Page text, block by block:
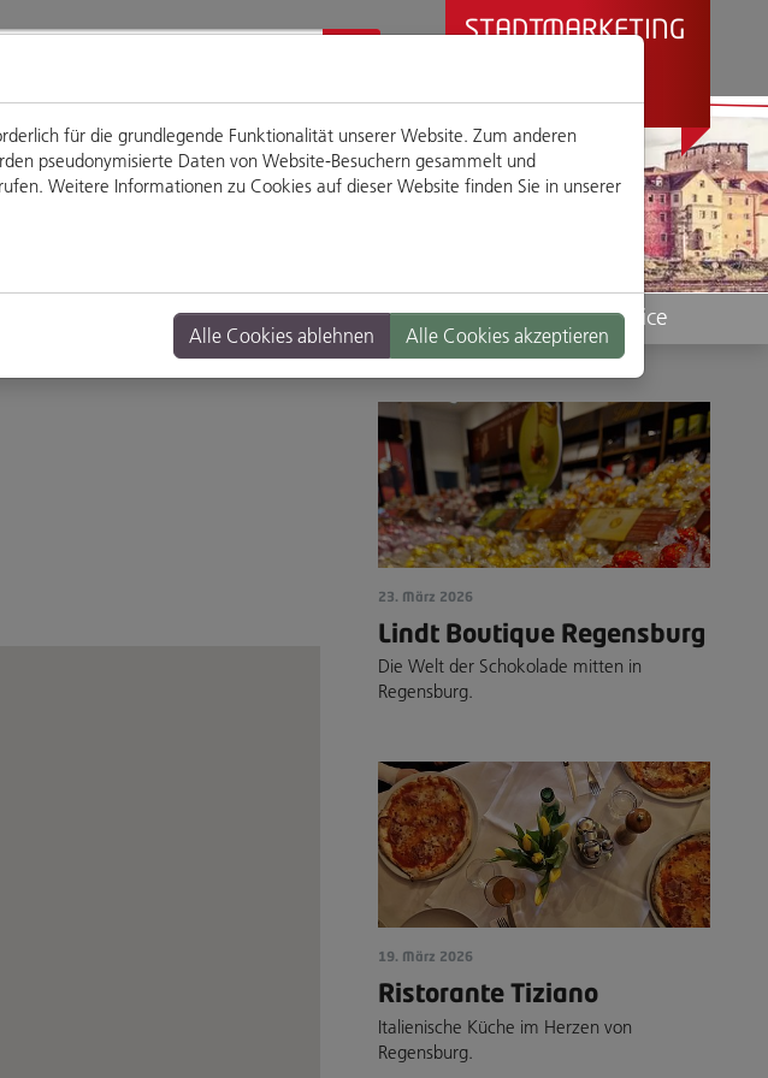
STADTMARKETING
PRÄSENTIERT
Veranstaltungen Standorte Service
23. März 2026
Lindt Boutique Regensburg
Die Welt der Schokolade mitten in
Regensburg.
19. März 2026
Ristorante Tiziano
Italienische Küche im Herzen von
Regensburg.
für die grundlegende Funktionalität unserer Website. Zum anderen
pseudonymisierte Daten von Website-Besuchern gesammelt und
Weitere Informationen zu Cookies auf dieser Website finden Sie in unserer
Alle Cookies ablehnen Alle Cookies akzeptieren